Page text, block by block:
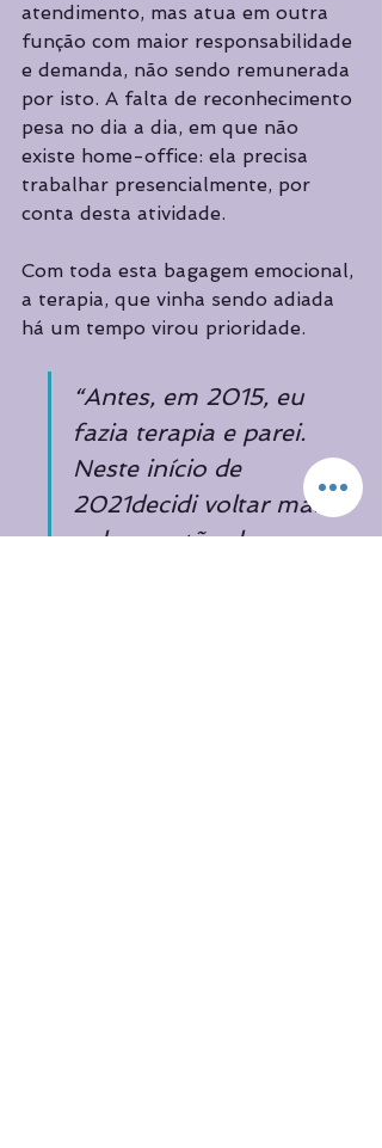
atendimento, mas atua em outra
função com maior responsabilidade
e demanda, não sendo remunerada
por isto. A falta de reconhecimento
pesa no dia a dia, em que não
existe home-office: ela precisa
trabalhar presencialmente, por
conta desta atividade.
Com toda esta bagagem emocional,
a terapia, que vinha sendo adiada
há um tempo virou prioridade.
“Antes, em 2015, eu
fazia terapia e parei.
Neste início de
2021decidi voltar mais
pela questão do